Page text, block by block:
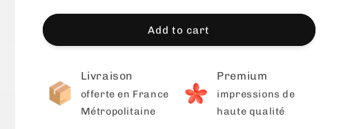
Add to cart
Livraison
offerte en France
Métropolitaine
Premium
impressions de
haute qualité